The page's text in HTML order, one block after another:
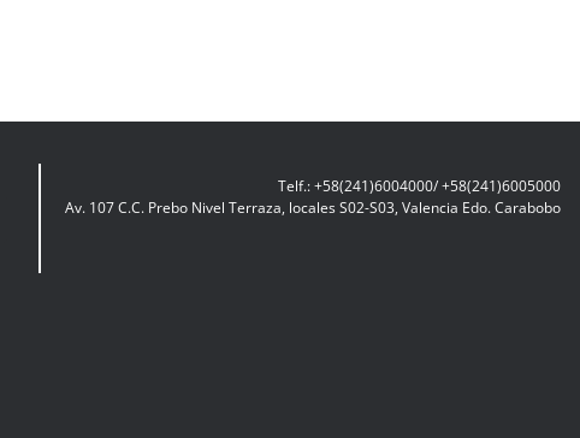
Telf.: +58(241)6004000/ +58(241)6005000
Av. 107 C.C. Prebo Nivel Terraza, locales S02-S03, Valencia Edo. Carabobo